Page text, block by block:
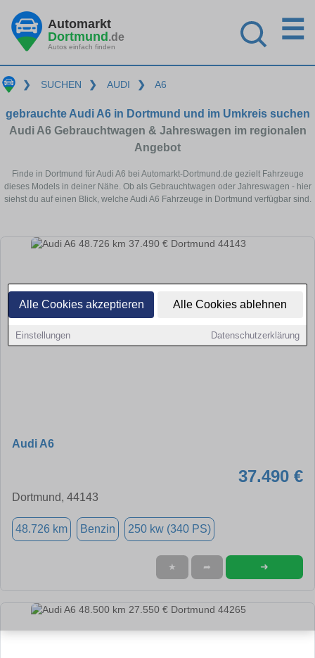
Alle Cookies akzeptieren Alle Cookies ablehnen
Einstellungen Datenschutzerklärung
Automarkt
Dortmund.de
Autos einfach finden
☰
❯ SUCHEN ❯ AUDI ❯ A6
gebrauchte Audi A6 in Dortmund und im Umkreis suchen
Audi A6 Gebrauchtwagen & Jahreswagen im regionalen
Angebot
Finde in Dortmund für Audi A6 bei Automarkt-Dortmund.de gezielt Fahrzeuge
dieses Models in deiner Nähe. Ob als Gebrauchtwagen oder Jahreswagen - hier
siehst du auf einen Blick, welche Audi A6 Fahrzeuge in Dortmund verfügbar sind.
Audi A6
37.490 €
Dortmund, 44143
48.726 km Benzin 250 kw (340 PS)
★ ➦ ➜